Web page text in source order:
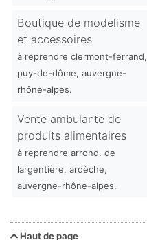
Boutique de modelisme
et accessoires
à reprendre clermont-ferrand,
puy-de-dôme, auvergne-
rhône-alpes.
Vente ambulante de
produits alimentaires
à reprendre arrond. de
largentière, ardèche,
auvergne-rhône-alpes.
Haut de page